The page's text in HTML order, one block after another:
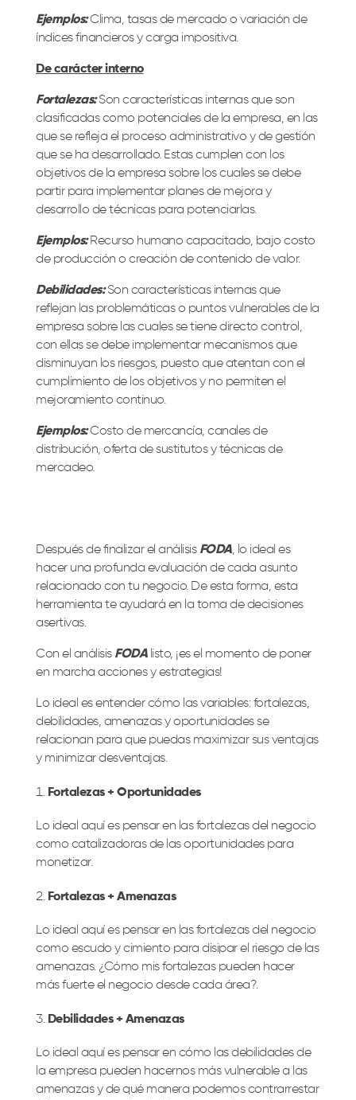
Ejemplos:Clima, tasas de mercado o variación de
índices financieros y carga impositiva.
De carácter interno
Fortalezas:Son características internas que son
clasificadas como potenciales de la empresa, en las
que se refleja el proceso administrativo y de gestión
que se ha desarrollado. Estas cumplen con los
objetivos de la empresa sobre los cuales se debe
partir para implementar planes de mejora y
desarrollo de técnicas para potenciarlas.
Ejemplos: Recurso humano capacitado, bajo costo
de producción o creación de contenido de valor.
Debilidades:Son características internas que
reflejan las problemáticas o puntos vulnerables de la
empresa sobre las cuales se tiene directo control,
con ellas se debe implementar mecanismos que
disminuyan los riesgos, puesto que atentan con el
cumplimiento de los objetivos y no permiten el
mejoramiento continuo.
Ejemplos:Costo de mercancía, canales de
distribución, oferta de sustitutos y técnicas de
mercadeo.
Después de finalizar el análisis FODA, lo ideal es
hacer una profunda evaluación de cada asunto
relacionado con tu negocio. De esta forma, esta
herramienta te ayudará en la toma de decisiones
asertivas.
Con el análisis FODAlisto, ¡es el momento de poner
en marcha acciones y estrategias!
Lo ideal es entender cómo las variables: fortalezas,
debilidades, amenazas y oportunidades se
relacionan para que puedas maximizar sus ventajas
y minimizar desventajas.
Fortalezas + Oportunidades
Lo ideal aquí es pensar en las fortalezas del negocio
como catalizadoras de las oportunidades para
monetizar.
Fortalezas + Amenazas
Lo ideal aquí es pensar en las fortalezas del negocio
como escudo y cimiento para disipar el riesgo de las
amenazas. ¿Cómo mis fortalezas pueden hacer
más fuerte el negocio desde cada área?.
Debilidades + Amenazas
Lo ideal aquí es pensar en cómo las debilidades de
la empresa pueden hacernos más vulnerable a las
amenazas y de qué manera podemos contrarrestar